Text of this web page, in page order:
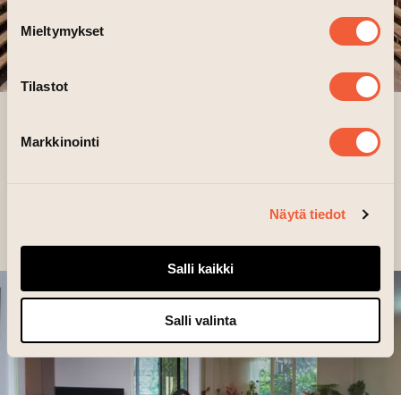
Mieltymykset
Tilastot
Markkinointi
Näytä tiedot
Salli kaikki
Salli valinta
FOTOCENTRUM PERI’S KILTA